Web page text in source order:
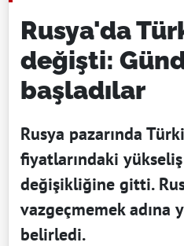
Rusya'da
değişti:
başladılar
Rusya pazarında
fiyatlarındaki
değişikliğine gitti.
vazgeçmemek adına
belirledi.